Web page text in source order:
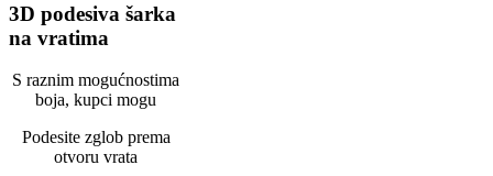
3D podesiva šarka
na vratima
S raznim mogućnostima
boja, kupci mogu
Podesite zglob prema
otvoru vrata